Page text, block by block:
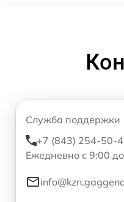
Служба поддержки
+7 (843) 254-50-
Ежедневно с 9:00